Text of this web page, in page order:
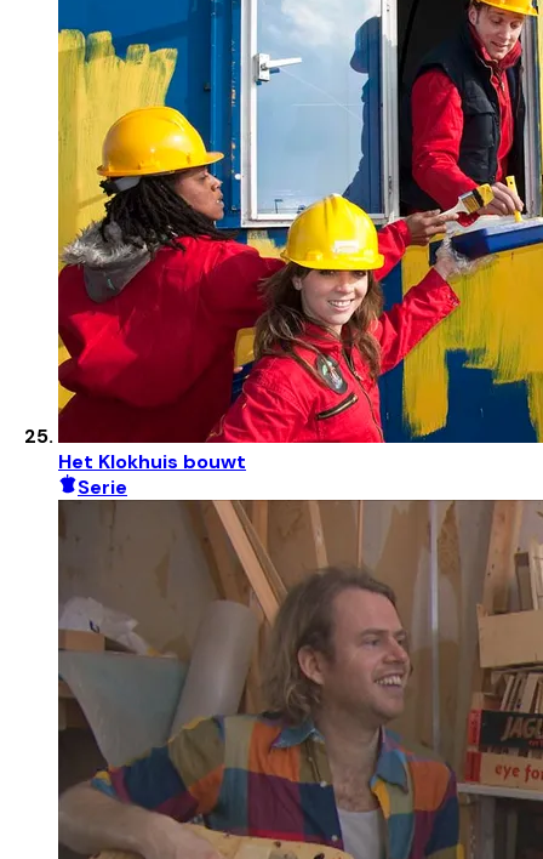
Het Klokhuis bouwt
Serie